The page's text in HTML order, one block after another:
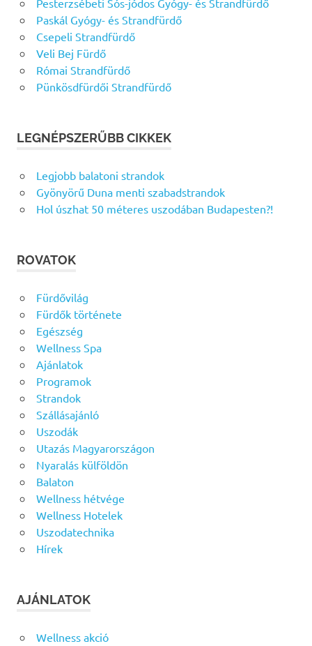
Pesterzsébeti Sós-jódos Gyógy- és Strandfürdő
Paskál Gyógy- és Strandfürdő
Csepeli Strandfürdő
Veli Bej Fürdő
Római Strandfürdő
Pünkösdfürdői Strandfürdő
LEGNÉPSZERŰBB CIKKEK
Legjobb balatoni strandok
Gyönyörű Duna menti szabadstrandok
Hol úszhat 50 méteres uszodában Budapesten?!
ROVATOK
Fürdővilág
Fürdők története
Egészség
Wellness Spa
Ajánlatok
Programok
Strandok
Szállásajánló
Uszodák
Utazás Magyarországon
Nyaralás külföldön
Balaton
Wellness hétvége
Wellness Hotelek
Uszodatechnika
Hírek
AJÁNLATOK
Wellness akció